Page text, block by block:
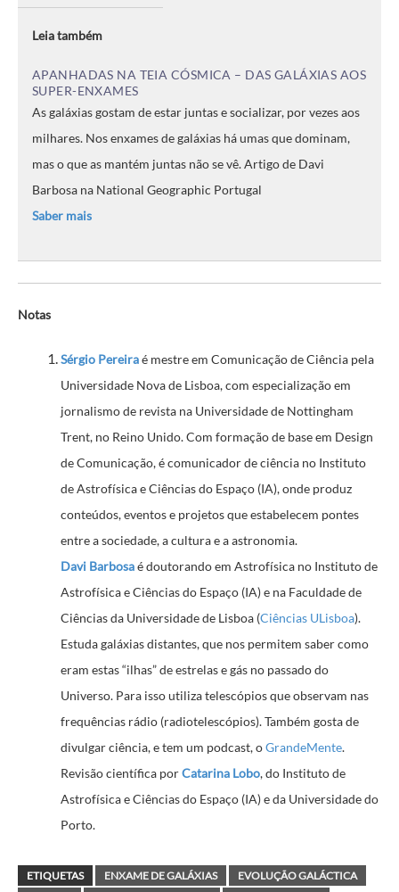
Leia também
APANHADAS NA TEIA CÓSMICA – DAS GALÁXIAS AOS
SUPER-ENXAMES
As galáxias gostam de estar juntas e socializar, por vezes aos
milhares. Nos enxames de galáxias há umas que dominam,
mas o que as mantém juntas não se vê. Artigo de Davi
Barbosa na National Geographic Portugal
Saber mais
Notas
Sérgio Pereiraé mestre em Comunicação de Ciência pela
Universidade Nova de Lisboa, com especialização em
jornalismo de revista na Universidade de Nottingham
Trent, no Reino Unido. Com formação de base em Design
de Comunicação, é comunicador de ciência no Instituto
de Astrofísica e Ciências do Espaço (IA), onde produz
conteúdos, eventos e projetos que estabelecem pontes
entre a sociedade, a cultura e a astronomia.
Davi Barbosaé doutorando em Astrofísica no Instituto de
Astrofísica e Ciências do Espaço (IA) e na Faculdade de
Ciências da Universidade de Lisboa (Ciências ULisboa).
Estuda galáxias distantes, que nos permitem saber como
eram estas “ilhas” de estrelas e gás no passado do
Universo. Para isso utiliza telescópios que observam nas
frequências rádio (radiotelescópios). Também gosta de
divulgar ciência, e tem um podcast, oGrandeMente.
Revisão científica porCatarina Lobo, do Instituto de
Astrofísica e Ciências do Espaço (IA) e da Universidade do
Porto.
ETIQUETAS ENXAME DE GALÁXIAS
EVOLUÇÃO GALÁCTICA